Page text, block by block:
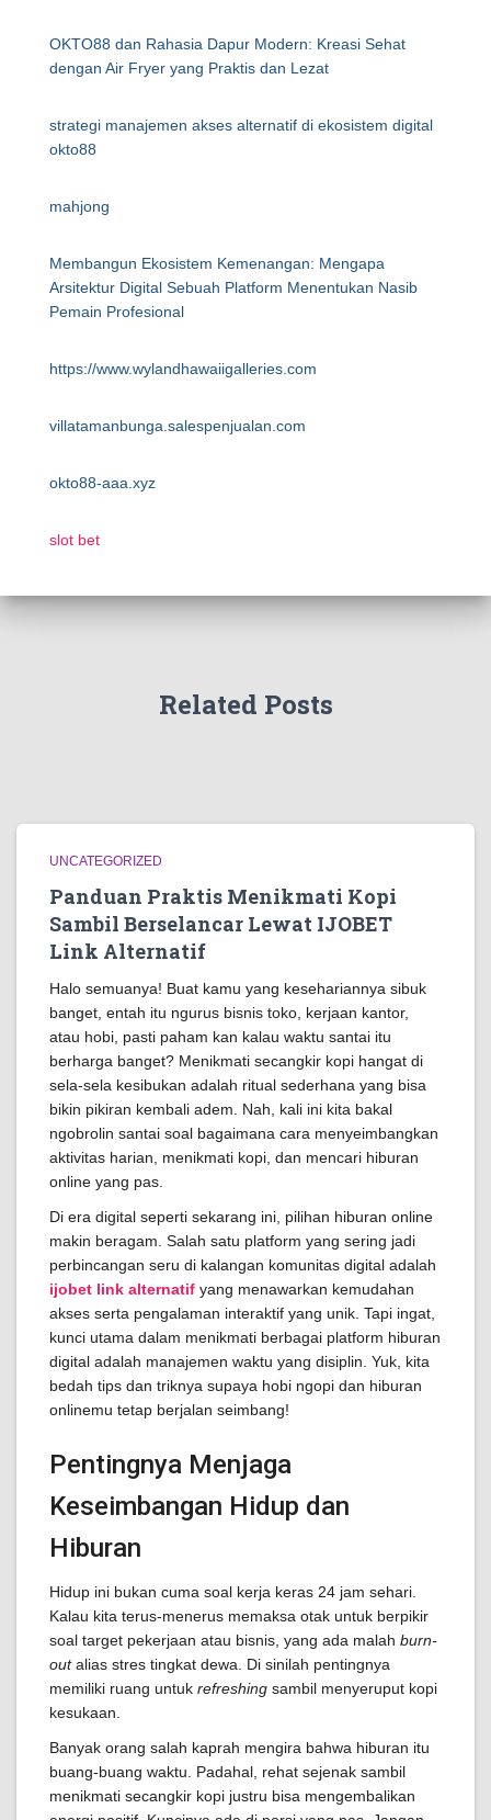
OKTO88 dan Rahasia Dapur Modern: Kreasi Sehat
dengan Air Fryer yang Praktis dan Lezat
strategi manajemen akses alternatif di ekosistem digital
okto88
mahjong
Membangun Ekosistem Kemenangan: Mengapa
Arsitektur Digital Sebuah Platform Menentukan Nasib
Pemain Profesional
https://www.wylandhawaiigalleries.com
villatamanbunga.salespenjualan.com
okto88-aaa.xyz
slot bet
Related Posts
UNCATEGORIZED
Panduan Praktis Menikmati Kopi
Sambil Berselancar Lewat IJOBET
Link Alternatif
Halo semuanya! Buat kamu yang kesehariannya sibuk
banget, entah itu ngurus bisnis toko, kerjaan kantor,
atau hobi, pasti paham kan kalau waktu santai itu
berharga banget? Menikmati secangkir kopi hangat di
sela-sela kesibukan adalah ritual sederhana yang bisa
bikin pikiran kembali adem. Nah, kali ini kita bakal
ngobrolin santai soal bagaimana cara menyeimbangkan
aktivitas harian, menikmati kopi, dan mencari hiburan
online yang pas.
Di era digital seperti sekarang ini, pilihan hiburan online
makin beragam. Salah satu platform yang sering jadi
perbincangan seru di kalangan komunitas digital adalah
ijobet link alternatif yang menawarkan kemudahan
akses serta pengalaman interaktif yang unik. Tapi ingat,
kunci utama dalam menikmati berbagai platform hiburan
digital adalah manajemen waktu yang disiplin. Yuk, kita
bedah tips dan triknya supaya hobi ngopi dan hiburan
onlinemu tetap berjalan seimbang!
Pentingnya Menjaga
Keseimbangan Hidup dan
Hiburan
Hidup ini bukan cuma soal kerja keras 24 jam sehari.
Kalau kita terus-menerus memaksa otak untuk berpikir
soal target pekerjaan atau bisnis, yang ada malah burn-
outalias stres tingkat dewa. Di sinilah pentingnya
memiliki ruang untuk refreshing sambil menyeruput kopi
kesukaan.
Banyak orang salah kaprah mengira bahwa hiburan itu
buang-buang waktu. Padahal, rehat sejenak sambil
menikmati secangkir kopi justru bisa mengembalikan